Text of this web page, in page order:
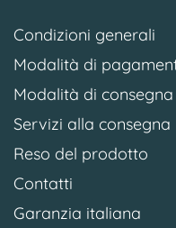
Condizioni generali
Modalità di
Modalità di consegna
Servizi alla consegna
Reso del prodotto
Contatti
Garanzia italiana